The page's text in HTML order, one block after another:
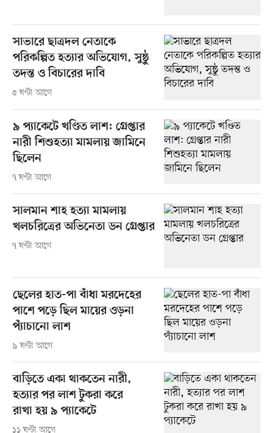
সাভারে ছাত্রদল নেতাকে
পরিকল্পিত হত্যার অভিযোগ, সুষ্ঠু
তদন্ত ও বিচারের দাবি
৫ ঘণ্টা আগে
৯ প্যাকেটে খণ্ডিত লাশ: গ্রেপ্তার
নারী শিশুহত্যা মামলায় জামিনে
ছিলেন
৭ ঘণ্টা আগে
সালমান শাহ হত্যা মামলায়
খলচরিত্রের অভিনেতা ডন গ্রেপ্তার
৭ ঘণ্টা আগে
ছেলের হাত-পা বাঁধা মরদেহের
পাশে পড়ে ছিল মায়ের ওড়না
প্যাঁচানো লাশ
৯ ঘণ্টা আগে
বাড়িতে একা থাকতেন নারী,
হত্যার পর লাশ টুকরা করে
রাখা হয় ৯ প্যাকেটে
১১ ঘণ্টা আগে